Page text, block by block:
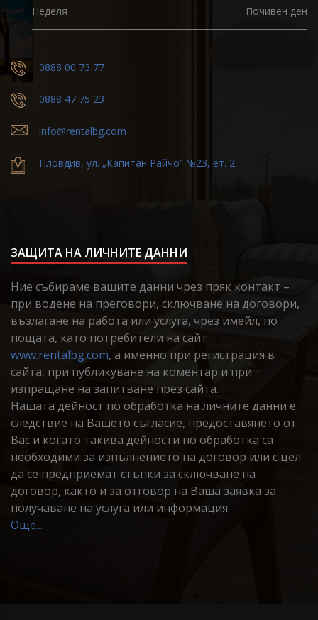
Неделя Почивен ден
0888 00 73 77
0888 47 75 23
info@rentalbg.com
Пловдив, ул. „Капитан Райчо“ №23, ет. 2
ЗАЩИТА НА ЛИЧНИТЕ ДАННИ
Ние събираме вашите данни чрез пряк контакт –
при водене на преговори, сключване на договори,
възлагане на работа или услуга, чрез имейл, по
пощата, като потребители на сайт
www.rentalbg.com, а именно при регистрация в
сайта, при публикуване на коментар и при
изпращане на запитване през сайта.
Нашата дейност по обработка на личните данни е
следствие на Вашето съгласие, предоставянето от
Вас и когато такива дейности по обработка са
необходими за изпълнението на договор или с цел
да се предприемат стъпки за сключване на
договор, както и за отговор на Ваша заявка за
получаване на услуга или информация.
Още...